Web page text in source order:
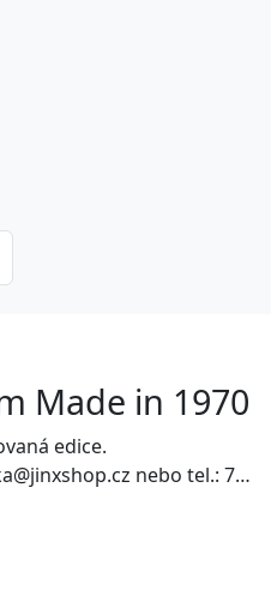
Made in 1970
edice.
nebo tel.: 778 052 180.